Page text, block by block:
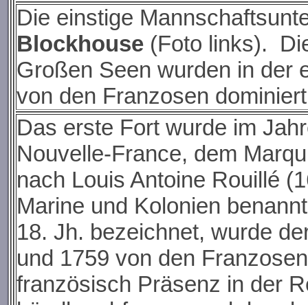
Die einstige
Blockhouse (Foto links).
Großen Seen wurden in der
von den Franzosen
Das erste Fort wurde im
Nouvelle-France, dem
nach Louis Antoine Rouillé
Marine und Kolonien
18. Jh. bezeichnet, wurde
und 1759 von den
französisch Präsenz in der